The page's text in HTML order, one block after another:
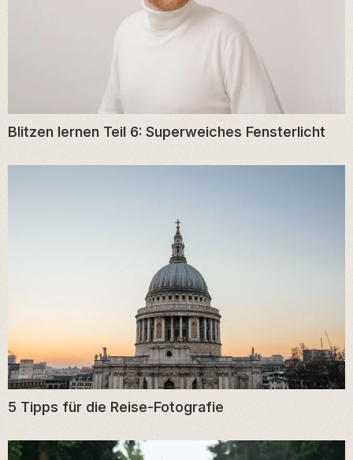
Blitzen lernen Teil 6: Superweiches Fensterlicht
5 Tipps für die Reise-Fotografie